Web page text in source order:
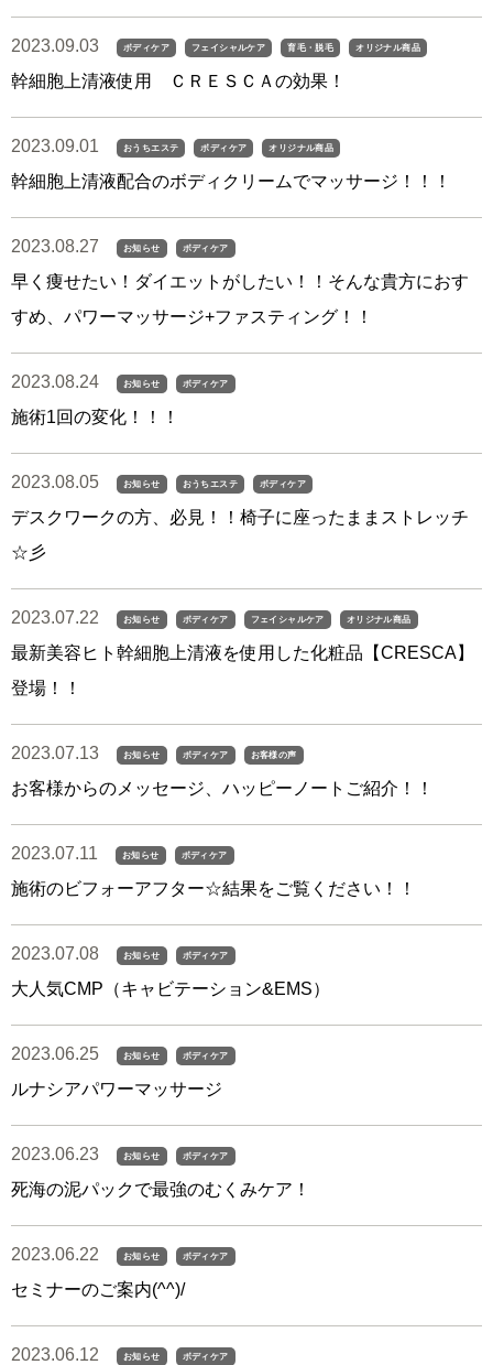
2023.09.03 ボディケア フェイシャルケア 育毛・脱毛 オリジナル商品
幹細胞上清液使用 ＣＲＥＳＣＡの効果！
2023.09.01 おうちエステ ボディケア オリジナル商品
幹細胞上清液配合のボディクリームでマッサージ！！！
2023.08.27 お知らせ ボディケア
早く痩せたい！ダイエットがしたい！！そんな貴方におす
すめ、パワーマッサージ+ファスティング！！
2023.08.24 お知らせ ボディケア
施術1回の変化！！！
2023.08.05 お知らせ おうちエステ ボディケア
デスクワークの方、必見！！椅子に座ったままストレッチ
☆彡
2023.07.22 お知らせ ボディケア フェイシャルケア オリジナル商品
最新美容ヒト幹細胞上清液を使用した化粧品【CRESCA】
登場！！
2023.07.13 お知らせ ボディケア お客様の声
お客様からのメッセージ、ハッピーノートご紹介！！
2023.07.11 お知らせ ボディケア
施術のビフォーアフター☆結果をご覧ください！！
2023.07.08 お知らせ ボディケア
大人気CMP（キャビテーション&EMS）
2023.06.25 お知らせ ボディケア
ルナシアパワーマッサージ
2023.06.23 お知らせ ボディケア
死海の泥パックで最強のむくみケア！
2023.06.22 お知らせ ボディケア
セミナーのご案内(^^)/
2023.06.12 お知らせ ボディケア